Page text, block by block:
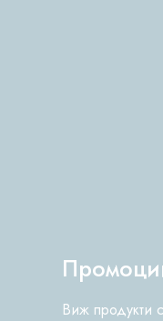
Виж продукти